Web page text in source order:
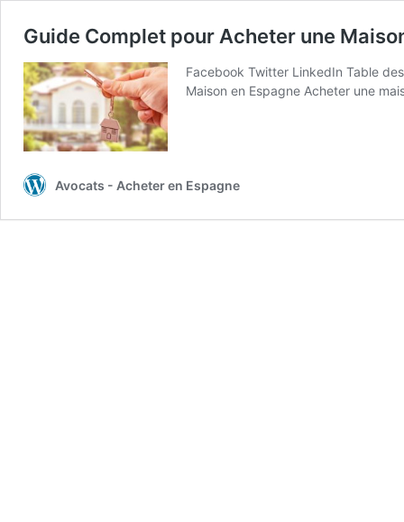
Guide Complet pour Acheter une
Facebook Twitter LinkedIn Table
Maison en Espagne Acheter une
Avocats - Acheter en Espagne